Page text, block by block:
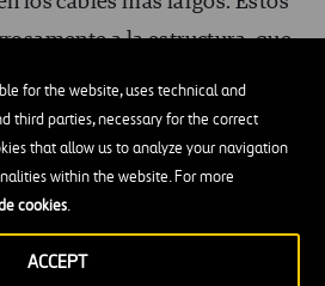
for the website, uses technical and
third parties, necessary for the correct
that allow us to analyze your navigation
within the website. For more
cookies.
ACCEPT
a la estructura, que
amortiguadores
usan en antisismo.
Puente Jacques-
que levanta una